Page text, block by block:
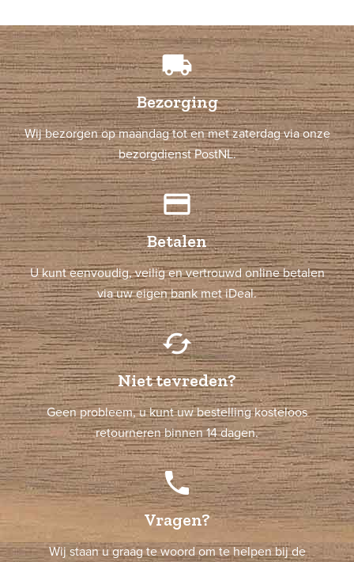
local_shipping
Bezorging
Wij bezorgen op maandag tot en met zaterdag via onze
bezorgdienst PostNL.
credit_card
Betalen
U kunt eenvoudig, veilig en vertrouwd online betalen
via uw eigen bank met iDeal.
cached
Niet tevreden?
Geen probleem, u kunt uw bestelling kosteloos
retourneren binnen 14 dagen.
phone
Vragen?
Wij staan u graag te woord om te helpen bij de